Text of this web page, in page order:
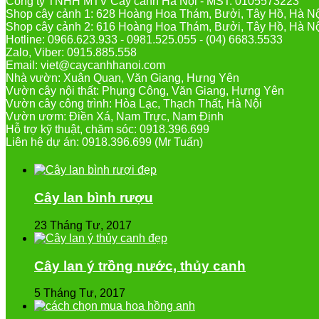
Shop cây cảnh 1: 628 Hoàng Hoa Thám, Bưởi, Tây Hồ, Hà
Shop cây cảnh 2: 616 Hoàng Hoa Thám, Bưởi, Tây Hồ, Hà
Hotline: 0966.623.933 - 0981.525.055 - (04) 6683.5533
Zalo, Viber: 0915.885.558
Email: viet@caycanhhanoi.com
Nhà vườn: Xuân Quan, Văn Giang, Hưng Yên
Vườn cây nội thất: Phụng Công, Văn Giang, Hưng Yên
Vườn cây công trình: Hòa Lạc, Thạch Thất, Hà Nội
Vườn ươm: Điền Xá, Nam Trực, Nam Định
Hỗ trợ kỹ thuật, chăm sóc: 0918.396.699
Liên hệ dự án: 0918.396.699 (Mr Tuấn)
Cây lan bình rượu
23 Tháng Tư, 2017
Cây lan ý trồng nước, thủy canh
5 Tháng Tư, 2017